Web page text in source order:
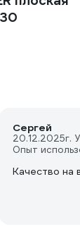
Сергей
20.12.2025г.
Опыт
Качество на